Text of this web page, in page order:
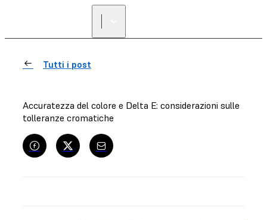
Tutti i post
Accuratezza del colore e Delta E: considerazioni sulle
tolleranze cromatiche